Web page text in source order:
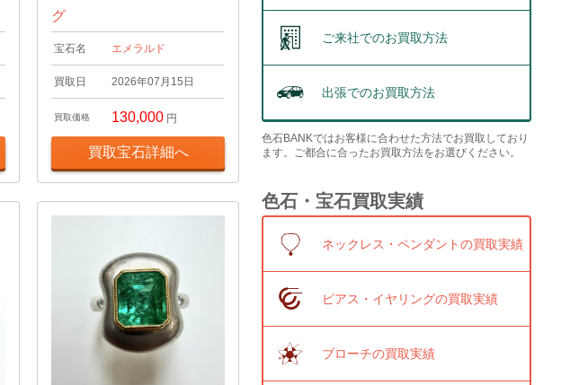
グ
宝石名 エメラルド
買取日 2026年07月15日
買取価格 130,000 円
買取宝石詳細へ
ご来社でのお買取方法
出張でのお買取方法
色石BANKではお客様に合わせた方法でお買取しており
ます。ご都合に合ったお買取方法をお選びください。
色石・宝石買取実績
ネックレス・ペンダントの買取実績
ピアス・イヤリングの買取実績
ブローチの買取実績